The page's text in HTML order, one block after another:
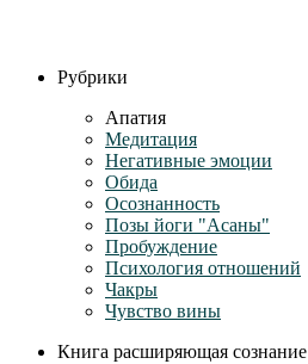
Рубрики
Апатия
Медитация
Негативные эмоции
Обида
Осознанность
Позы йоги "Асаны"
Пробуждение
Психология отношений
Чакры
Чувство вины
Книга расширяющая сознание